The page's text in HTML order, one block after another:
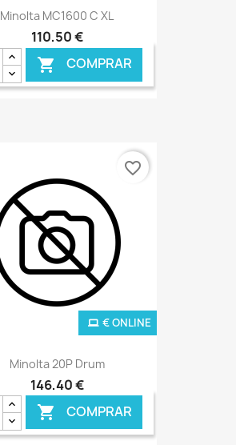
Minolta MC1600 C XL
110,50 €
 COMPRAR
Minolta 20P Drum
146,40 €
 COMPRAR
€ ONLINE
favorite_border